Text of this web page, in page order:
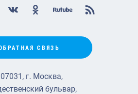
СВЯЗЬ
г. Москва,
бульвар,